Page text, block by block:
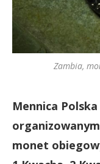
Zambia,
Mennica
monet